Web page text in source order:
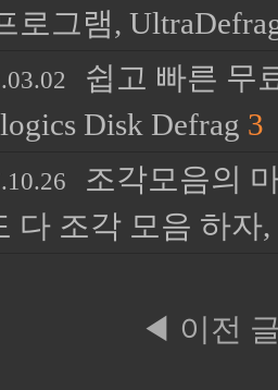
로그램,
쉽고 빠른 무
Disk Defrag 3
조각모음의
다 조각 모음 하자,
◀ 이전